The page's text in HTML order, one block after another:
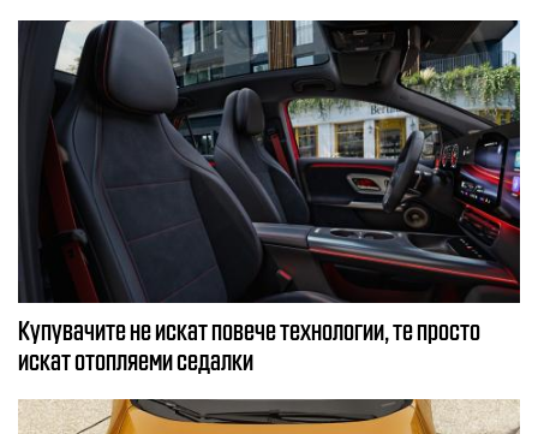
Купувачите не искат повече технологии, те просто
искат отопляеми седалки